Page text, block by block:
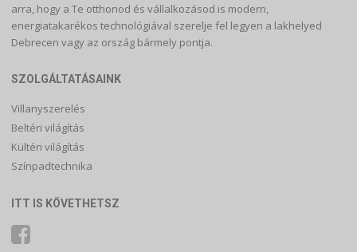
arra, hogy a Te otthonod és vállalkozásod is modern,
energiatakarékos technológiával szerelje fel legyen a lakhelyed
Debrecen vagy az ország bármely pontja.
SZOLGÁLTATÁSAINK
Villanyszerelés
Beltéri világítás
Kültéri világítás
Színpadtechnika
ITT IS KÖVETHETSZ